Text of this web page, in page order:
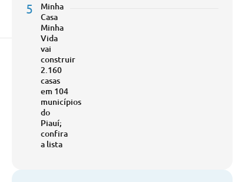
5
Minha
Casa
Minha
Vida
vai
construir
2.160
casas
em 104
municípios
do
Piauí;
confira
a lista